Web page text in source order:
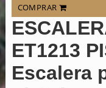
COMPRAR
ET1213
Escalera